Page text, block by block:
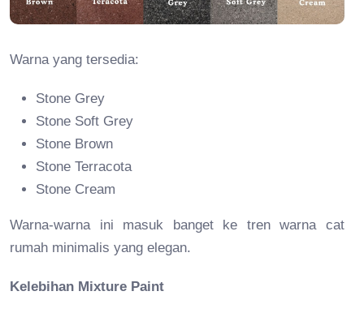
Warna yang tersedia:
Stone Grey
Stone Soft Grey
Stone Brown
Stone Terracota
Stone Cream
Warna-warna ini masuk banget ke tren warna cat
rumah minimalis yang elegan.
Kelebihan Mixture Paint